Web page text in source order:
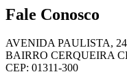
Fale Conosco
AVENIDA PAULISTA,
BAIRRO CERQUEIRA
CEP: 01311-300